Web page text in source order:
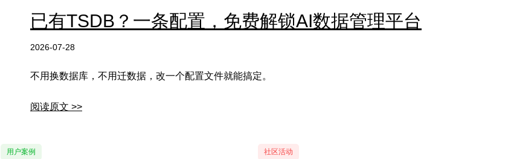
已有TSDB？一条配置，免费解锁AI数据管理平台
2026-07-28
不用换数据库，不用迁数据，改一个配置文件就能搞定。
阅读原文 >>
用户案例 社区活动